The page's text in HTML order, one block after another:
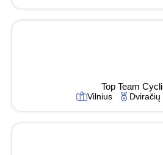
Top Team
Vilnius